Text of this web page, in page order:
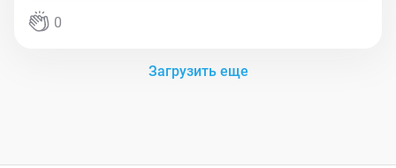
0
Загрузить еще